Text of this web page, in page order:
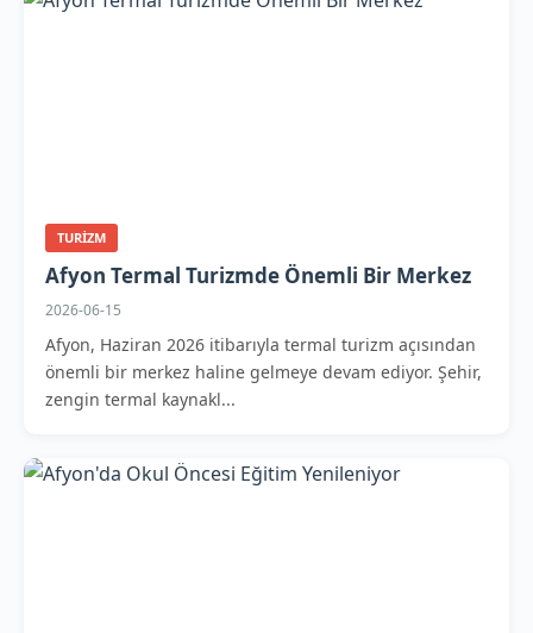
TURIZM
Afyon Termal Turizmde Önemli Bir Merkez
2026-06-15
Afyon, Haziran 2026 itibarıyla termal turizm açısından
önemli bir merkez haline gelmeye devam ediyor. Şehir,
zengin termal kaynakl...